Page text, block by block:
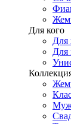
Для кого
Для
Для